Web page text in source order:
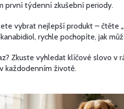
první týdenní zkušební periody.
vybrat nejlepší produkt – čtěte
rychle pochopíte, jak
Zkuste vyhledat klíčové slovo v
každodenním životě.